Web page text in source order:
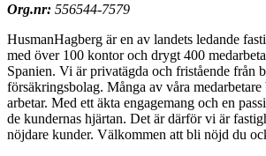
Org.nr: 556544-7579
HusmanHagberg är en av landets ledande
med över 100 kontor och drygt 400
Spanien. Vi är privatägda och fristående från
försäkringsbolag. Många av våra
arbetar. Med ett äkta engagemang och en
de kundernas hjärtan. Det är därför vi är
nöjdare kunder. Välkommen att bli nöjd du